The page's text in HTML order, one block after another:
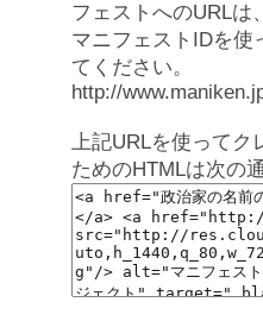
フェストへのURLは、
マニフェストIDを使
てください。
http://
上記URLを使ってク
ためのHTMLは次の